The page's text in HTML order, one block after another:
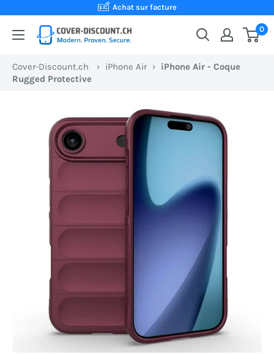
contenu
Achat sur facture
Cover-
Ta
boutique
suisse
pour
coques
protection
0
Cover-Discount.ch › iPhone Air › iPhone Air - Coque
Rugged Protective